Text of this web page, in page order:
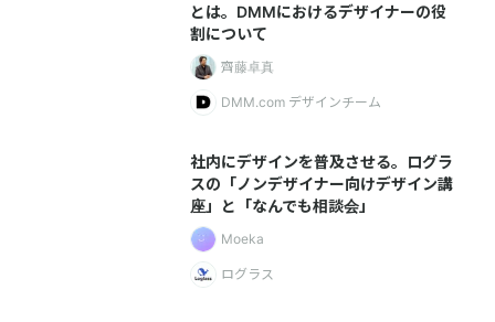
とは。DMMにおけるデザイナーの役
割について
齊藤卓真
DMM.com デザインチーム
社内にデザインを普及させる。ログラ
スの「ノンデザイナー向けデザイン講
座」と「なんでも相談会」
Moeka
ログラス